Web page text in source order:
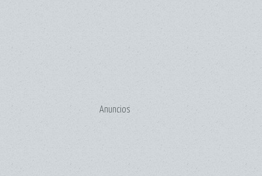
Anuncios